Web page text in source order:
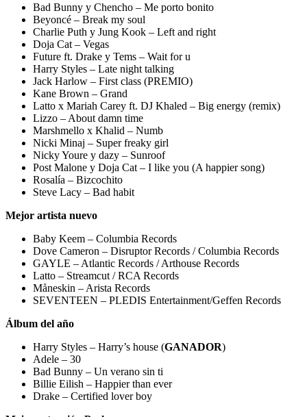
Bad Bunny y Chencho – Me porto bonito
Beyoncé – Break my soul
Charlie Puth y Jung Kook – Left and right
Doja Cat – Vegas
Future ft. Drake y Tems – Wait for u
Harry Styles – Late night talking
Jack Harlow – First class (PREMIO)
Kane Brown – Grand
Latto x Mariah Carey ft. DJ Khaled – Big energy (remix)
Lizzo – About damn time
Marshmello x Khalid – Numb
Nicki Minaj – Super freaky girl
Nicky Youre y dazy – Sunroof
Post Malone y Doja Cat – I like you (A happier song)
Rosalía – Bizcochito
Steve Lacy – Bad habit
Mejor artista nuevo
Baby Keem – Columbia Records
Dove Cameron – Disruptor Records / Columbia Records
GAYLE – Atlantic Records / Arthouse Records
Latto – Streamcut / RCA Records
Måneskin – Arista Records
SEVENTEEN – PLEDIS Entertainment/Geffen Records
Álbum del año
Harry Styles – Harry’s house (GANADOR)
Adele – 30
Bad Bunny – Un verano sin ti
Billie Eilish – Happier than ever
Drake – Certified lover boy